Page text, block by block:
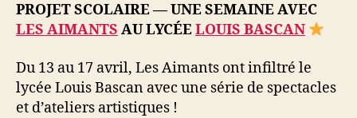
PROJET SCOLAIRE — UNE SEMAINE AVEC
LES AIMANTS AU LYCÉELOUIS BASCAN
Du 13 au 17 avril, Les Aimants ont infiltré le
lycée Louis Bascan avec une série de spectacles
et d’ateliers artistiques !